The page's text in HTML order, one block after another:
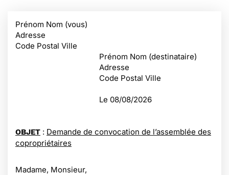
Prénom Nom (vous)
Adresse
Code Postal Ville
Prénom Nom (destinataire)
Adresse
Code Postal Ville
Le 08/08/2026
OBJET : Demande de convocation de l’assemblée des
copropriétaires
Madame, Monsieur,